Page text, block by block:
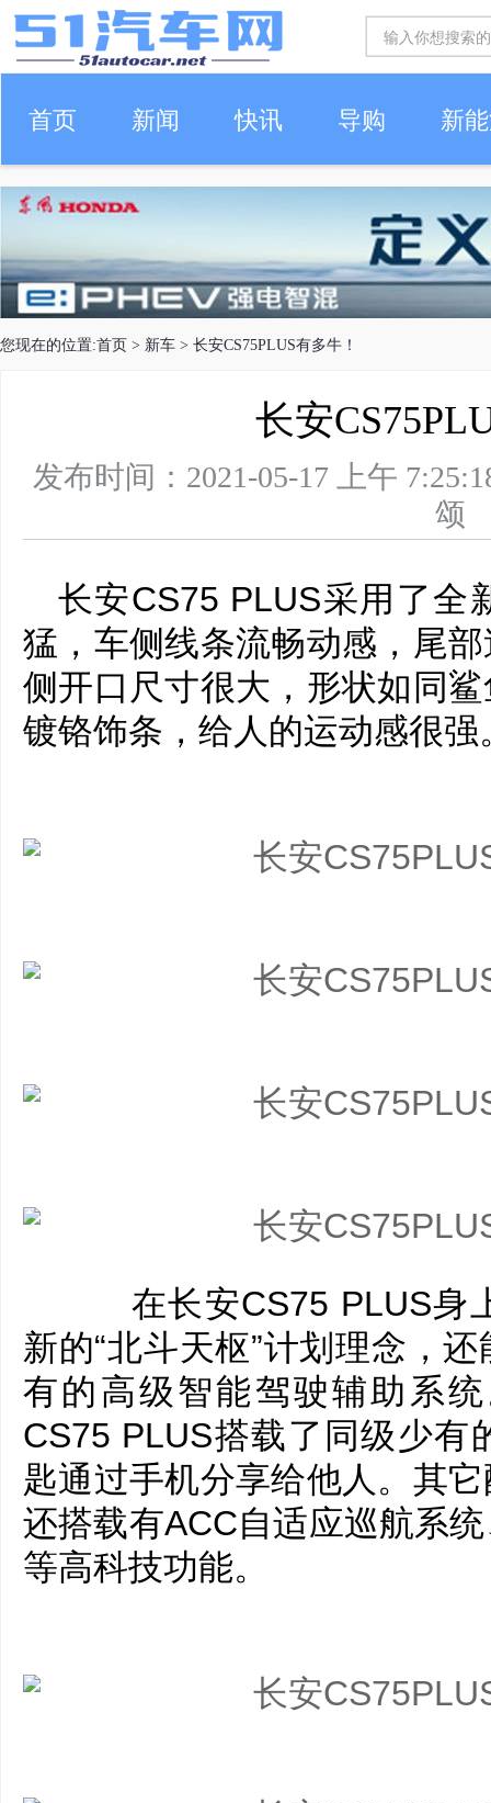
首页 新闻 快讯 导购 新
车生活
您现在的位置:首页 > 新车 > 长安CS75PLUS有多牛！
长安
发布时间：2021-05-17 上午
长安CS75 PLUS采用了全
猛，车侧线条流畅动感，尾
侧开口尺寸很大，形状如同
镀铬饰条，给人的运动感很强
在长安CS75 PLUS身
新的“北斗天枢”计划理念，
有的高级智能驾驶辅助系
CS75 PLUS搭载了同级少
匙通过手机分享给他人。其
还搭载有ACC自适应巡航系
等高科技功能。